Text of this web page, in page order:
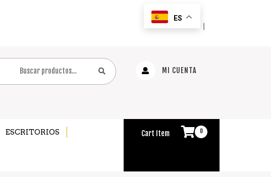
ES
｜
MI CUENTA
ESCRITORIOS Cart Item 0